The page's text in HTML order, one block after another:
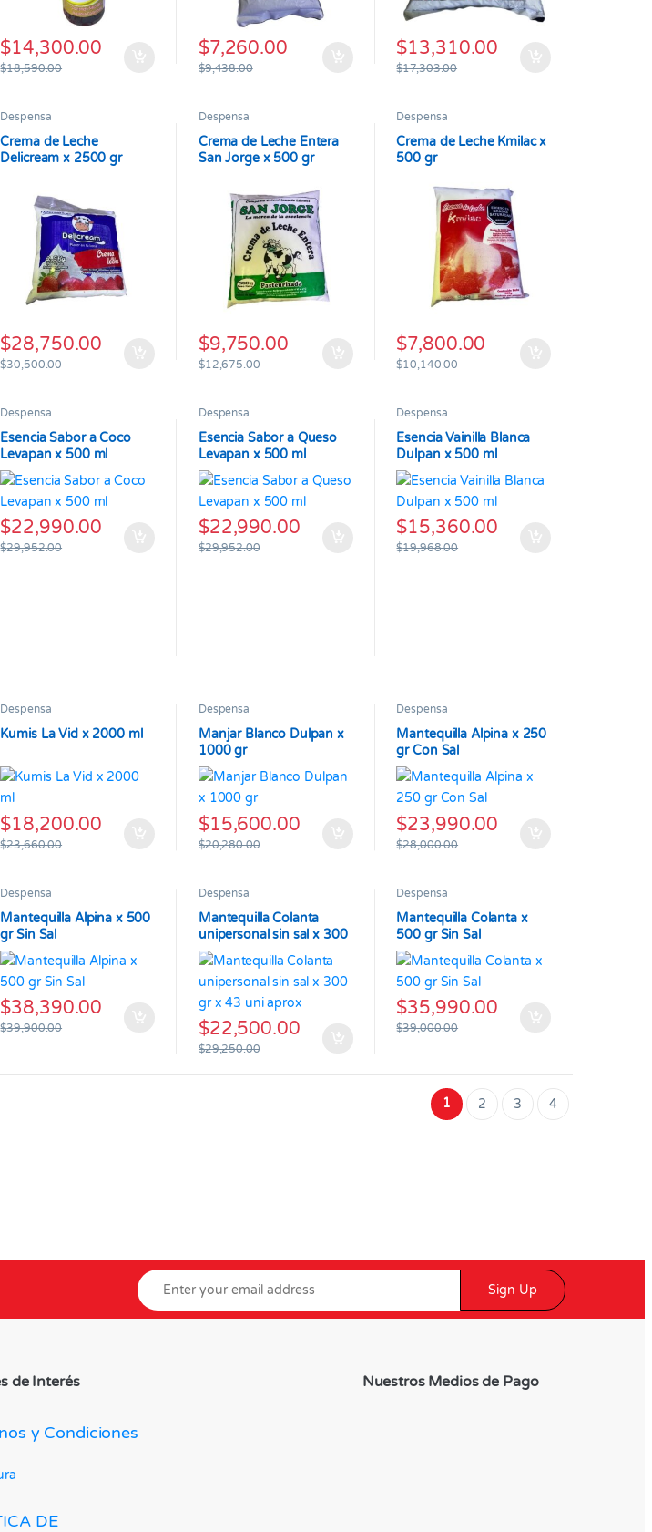
$14,300.00
$18,590.00
$7,260.00
$9,438.00
$13,310.00
$17,303.00
Despensa
Crema de Leche
Delicream x 2500 gr
$28,750.00
$30,500.00
Despensa
Crema de Leche Entera
San Jorge x 500 gr
$9,750.00
$12,675.00
Despensa
Crema de Leche Kmilac x
500 gr
$7,800.00
$10,140.00
Despensa
Esencia Sabor a Coco
Levapan x 500 ml
$22,990.00
$29,952.00
Despensa
Esencia Sabor a Queso
Levapan x 500 ml
$22,990.00
$29,952.00
Despensa
Esencia Vainilla Blanca
Dulpan x 500 ml
$15,360.00
$19,968.00
Despensa
Kumis La Vid x 2000 ml
$18,200.00
$23,660.00
Despensa
Manjar Blanco Dulpan x
1000 gr
$15,600.00
$20,280.00
Despensa
Mantequilla Alpina x 250
gr Con Sal
$23,990.00
$28,000.00
Despensa
Mantequilla Alpina x 500
gr Sin Sal
$38,390.00
$39,900.00
Despensa
Mantequilla Colanta
unipersonal sin sal x 300
gr x 43 uni aprox
$22,500.00
$29,250.00
Despensa
Mantequilla Colanta x
500 gr Sin Sal
$35,990.00
$39,000.00
1 2 3 4
Sign Up
de Interés
y Condiciones
DE
Nuestros Medios de Pago